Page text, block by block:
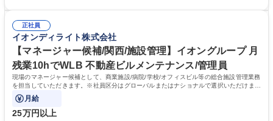
WLB◎/売上高業界TOPクラス
社】イオンディライトは国内ファシリティマネジメント業界No.1。 大型
商業施設の管理運営で培った技術・ノウハウを基に、オフィス、ホテル、
医療･福祉施設、学校施設などさまざまな施設へサービスを提供していま
す。 学歴・資格 学歴：大学院 大学 高専 短大 専修学校 高校 語学力： 資
格：第三種電気主任技術者
正社員
イオンディライト株式会社
【マネージャー候補/関西/施設管理】イオングループ 月
残業10hでWLB 不動産ビルメンテナンス/管理員
現場のマネージャー候補として、商業施設/病院/学校/オフィスビル等の総合施設管理業務
を担当していただきます。※社員区分はグローバルまたはナショナルで選択いただけま
す。
月給
25万円以上